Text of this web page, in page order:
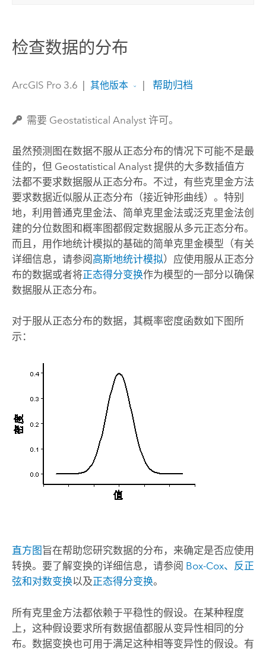
检查数据的分布
ArcGIS Pro 3.6 其他版本 帮助归档
需要 Geostatistical Analyst 许可。
虽然预测图在数据不服从正态分布的情况下可能不是最
佳的，但 Geostatistical Analyst 提供的大多数插值方
法都不要求数据服从正态分布。不过，有些克里金方法
要求数据近似服从正态分布（接近钟形曲线）。特别
地，利用普通克里金法、简单克里金法或泛克里金法创
建的分位数图和概率图都假定数据服从多元正态分布。
而且，用作地统计模拟的基础的简单克里金模型（有关
详细信息，请参阅 高斯地统计模拟）应使用服从正态分
布的数据或者将正态得分变换作为模型的一部分以确保
数据服从正态分布。
对于服从正态分布的数据，其概率密度函数如下图所
示：
直方图 旨在帮助您研究数据的分布，来确定是否应使用
转换。要了解变换的详细信息，请参阅 Box-Cox、反正
弦和对数变换以及正态得分变换。
所有克里金方法都依赖于平稳性的假设。在某种程度
上，这种假设要求所有数据值都服从变异性相同的分
布。数据变换也可用于满足这种相等变异性的假设。有